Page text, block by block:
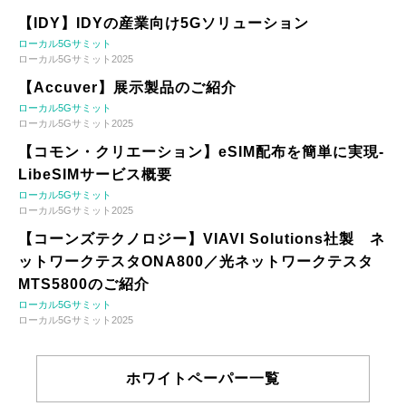
【IDY】IDYの産業向け5Gソリューション
ローカル5Gサミット
ローカル5Gサミット2025
【Accuver】展示製品のご紹介
ローカル5Gサミット
ローカル5Gサミット2025
【コモン・クリエーション】eSIM配布を簡単に実現-
LibeSIMサービス概要
ローカル5Gサミット
ローカル5Gサミット2025
【コーンズテクノロジー】VIAVI Solutions社製 ネ
ットワークテスタONA800／光ネットワークテスタ
MTS5800のご紹介
ローカル5Gサミット
ローカル5Gサミット2025
ホワイトペーパー一覧